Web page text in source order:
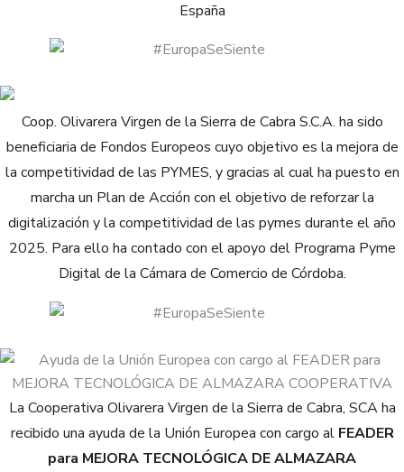
España
Coop. Olivarera Virgen de la Sierra de Cabra S.C.A. ha sido
beneficiaria de Fondos Europeos cuyo objetivo es la mejora de
la competitividad de las PYMES, y gracias al cual ha puesto en
marcha un Plan de Acción con el objetivo de reforzar la
digitalización y la competitividad de las pymes durante el año
2025. Para ello ha contado con el apoyo del Programa Pyme
Digital de la Cámara de Comercio de Córdoba.
La Cooperativa Olivarera Virgen de la Sierra de Cabra, SCA ha
recibido una ayuda de la Unión Europea con cargo al FEADER
para MEJORA TECNOLÓGICA DE ALMAZARA